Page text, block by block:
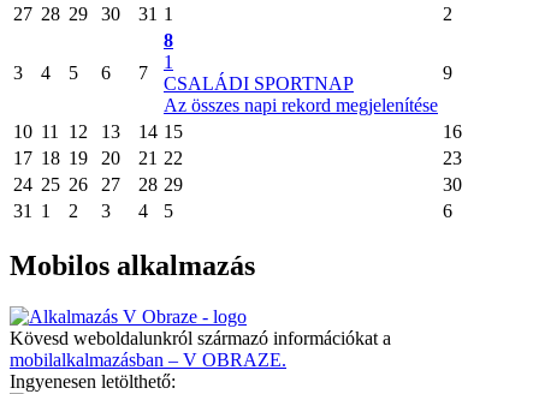
27 28 29 30 31 1 2
3 4 5 6 7
8
1
CSALÁDI SPORTNAP
Az összes napi rekord megjelenítése
9
10 11 12 13 14 15
16
17 18 19 20 21 22
23
24 25 26 27 28 29
30
31
1 2 3 4 5 6
Mobilos alkalmazás
Kövesd weboldalunkról származó információkat a
mobilalkalmazásban – V OBRAZE.
Ingyenesen letölthető: